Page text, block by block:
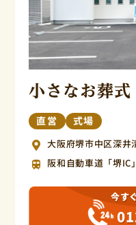
小さなお葬
直営 式場
大阪府堺市中区深井
阪和自動車道「堺IC
今す